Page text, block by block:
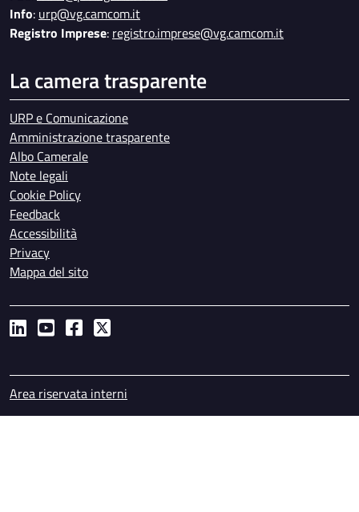
Info: urp@vg.camcom.it
Registro Imprese: registro.imprese@vg.camcom.it
La camera trasparente
URP e Comunicazione
Amministrazione trasparente
Albo Camerale
Note legali
Cookie Policy
Feedback
Accessibilità
Privacy
Mappa del sito
Piè di pagina
Area riservata interni